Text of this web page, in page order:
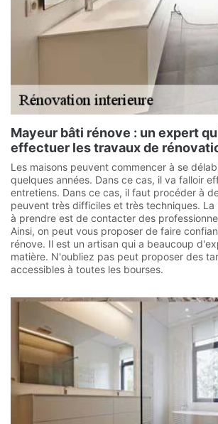
Mayeur bâti rénove : un expert
effectuer les travaux de
Les maisons peuvent commencer à se
quelques années. Dans ce cas, il va falloir
entretiens. Dans ce cas, il faut procéder à
peuvent très difficiles et très techniques. La
à prendre est de contacter des
Ainsi, on peut vous proposer de faire
rénove. Il est un artisan qui a beaucoup
matière. N'oubliez pas peut proposer des
accessibles à toutes les bourses.